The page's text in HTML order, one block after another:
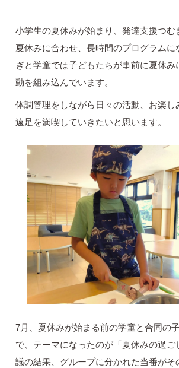
小学生の夏休みが始まり、発達支援つむ
夏休みに合わせ、長時間のプログラムに
ぎと学童では子どもたちが事前に夏休み
動を組み込んでいます。
体調管理をしながら日々の活動、お楽し
遠足を満喫していきたいと思います。
7月、夏休みが始まる前の学童と合同の
で、テーマになったのが「夏休みの過ご
議の結果、グループに分かれた当番がそ